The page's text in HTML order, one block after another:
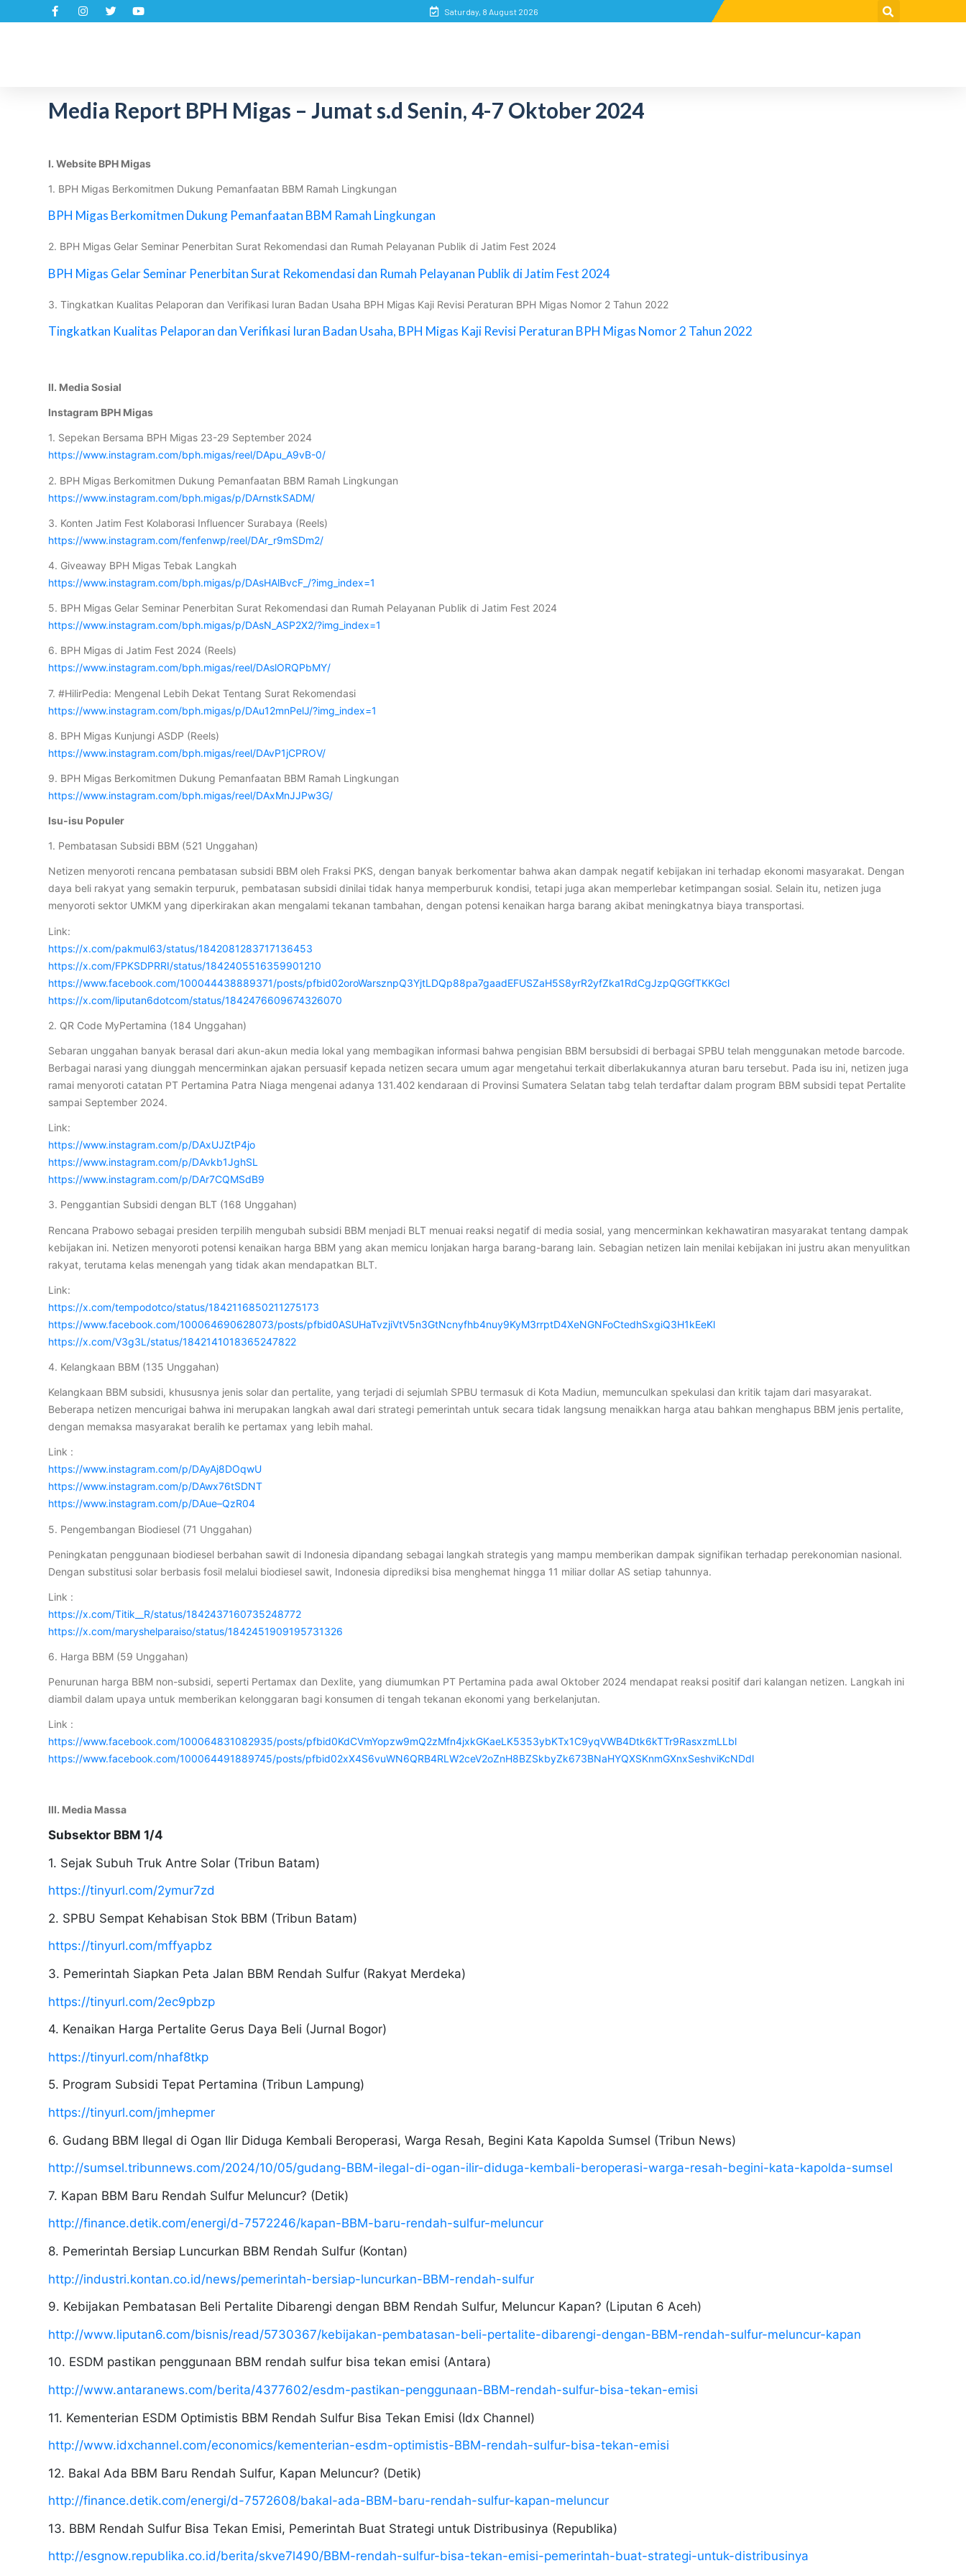
Saturday, 8 August 2026
Media Report BPH Migas – Jumat s.d Senin, 4-7 Oktober 2024
I. Website BPH Migas
1. BPH Migas Berkomitmen Dukung Pemanfaatan BBM Ramah Lingkungan
BPH Migas Berkomitmen Dukung Pemanfaatan BBM Ramah Lingkungan
2. BPH Migas Gelar Seminar Penerbitan Surat Rekomendasi dan Rumah Pelayanan Publik di Jatim Fest 2024
BPH Migas Gelar Seminar Penerbitan Surat Rekomendasi dan Rumah Pelayanan Publik di Jatim Fest 2024
3. Tingkatkan Kualitas Pelaporan dan Verifikasi Iuran Badan Usaha BPH Migas Kaji Revisi Peraturan BPH Migas Nomor 2 Tahun 2022
Tingkatkan Kualitas Pelaporan dan Verifikasi Iuran Badan Usaha, BPH Migas Kaji Revisi Peraturan BPH Migas Nomor 2 Tahun 2022
II. Media Sosial
Instagram BPH Migas
1. Sepekan Bersama BPH Migas 23-29 September 2024
https://www.instagram.com/bph.migas/reel/DApu_A9vB-0/
2. BPH Migas Berkomitmen Dukung Pemanfaatan BBM Ramah Lingkungan
https://www.instagram.com/bph.migas/p/DArnstkSADM/
3. Konten Jatim Fest Kolaborasi Influencer Surabaya (Reels)
https://www.instagram.com/fenfenwp/reel/DAr_r9mSDm2/
4. Giveaway BPH Migas Tebak Langkah
https://www.instagram.com/bph.migas/p/DAsHAlBvcF_/?img_index=1
5. BPH Migas Gelar Seminar Penerbitan Surat Rekomendasi dan Rumah Pelayanan Publik di Jatim Fest 2024
https://www.instagram.com/bph.migas/p/DAsN_ASP2X2/?img_index=1
6. BPH Migas di Jatim Fest 2024 (Reels)
https://www.instagram.com/bph.migas/reel/DAslORQPbMY/
7. #HilirPedia: Mengenal Lebih Dekat Tentang Surat Rekomendasi
https://www.instagram.com/bph.migas/p/DAu12mnPelJ/?img_index=1
8. BPH Migas Kunjungi ASDP (Reels)
https://www.instagram.com/bph.migas/reel/DAvP1jCPROV/
9. BPH Migas Berkomitmen Dukung Pemanfaatan BBM Ramah Lingkungan
https://www.instagram.com/bph.migas/reel/DAxMnJJPw3G/
Isu-isu Populer
1. Pembatasan Subsidi BBM (521 Unggahan)
Netizen menyoroti rencana pembatasan subsidi BBM oleh Fraksi PKS, dengan banyak berkomentar bahwa akan dampak negatif kebijakan ini terhadap ekonomi masyarakat. Dengan
daya beli rakyat yang semakin terpuruk, pembatasan subsidi dinilai tidak hanya memperburuk kondisi, tetapi juga akan memperlebar ketimpangan sosial. Selain itu, netizen juga
menyoroti sektor UMKM yang diperkirakan akan mengalami tekanan tambahan, dengan potensi kenaikan harga barang akibat meningkatnya biaya transportasi.
Link:
https://x.com/pakmul63/status/1842081283717136453
https://x.com/FPKSDPRRI/status/1842405516359901210
https://www.facebook.com/100044438889371/posts/pfbid02oroWarsznpQ3YjtLDQp88pa7gaadEFUSZaH5S8yrR2yfZka1RdCgJzpQGGfTKKGcl
https://x.com/liputan6dotcom/status/1842476609674326070
2. QR Code MyPertamina (184 Unggahan)
Sebaran unggahan banyak berasal dari akun-akun media lokal yang membagikan informasi bahwa pengisian BBM bersubsidi di berbagai SPBU telah menggunakan metode barcode.
Berbagai narasi yang diunggah mencerminkan ajakan persuasif kepada netizen secara umum agar mengetahui terkait diberlakukannya aturan baru tersebut. Pada isu ini, netizen juga
ramai menyoroti catatan PT Pertamina Patra Niaga mengenai adanya 131.402 kendaraan di Provinsi Sumatera Selatan tabg telah terdaftar dalam program BBM subsidi tepat Pertalite
sampai September 2024.
Link:
https://www.instagram.com/p/DAxUJZtP4jo
https://www.instagram.com/p/DAvkb1JghSL
https://www.instagram.com/p/DAr7CQMSdB9
3. Penggantian Subsidi dengan BLT (168 Unggahan)
Rencana Prabowo sebagai presiden terpilih mengubah subsidi BBM menjadi BLT menuai reaksi negatif di media sosial, yang mencerminkan kekhawatiran masyarakat tentang dampak
kebijakan ini. Netizen menyoroti potensi kenaikan harga BBM yang akan memicu lonjakan harga barang-barang lain. Sebagian netizen lain menilai kebijakan ini justru akan menyulitkan
rakyat, terutama kelas menengah yang tidak akan mendapatkan BLT.
Link:
https://x.com/tempodotco/status/1842116850211275173
https://www.facebook.com/100064690628073/posts/pfbid0ASUHaTvzjiVtV5n3GtNcnyfhb4nuy9KyM3rrptD4XeNGNFoCtedhSxgiQ3H1kEeKl
https://x.com/V3g3L/status/1842141018365247822
4. Kelangkaan BBM (135 Unggahan)
Kelangkaan BBM subsidi, khususnya jenis solar dan pertalite, yang terjadi di sejumlah SPBU termasuk di Kota Madiun, memunculkan spekulasi dan kritik tajam dari masyarakat.
Beberapa netizen mencurigai bahwa ini merupakan langkah awal dari strategi pemerintah untuk secara tidak langsung menaikkan harga atau bahkan menghapus BBM jenis pertalite,
dengan memaksa masyarakat beralih ke pertamax yang lebih mahal.
Link :
https://www.instagram.com/p/DAyAj8DOqwU
https://www.instagram.com/p/DAwx76tSDNT
https://www.instagram.com/p/DAue–QzR04
5. Pengembangan Biodiesel (71 Unggahan)
Peningkatan penggunaan biodiesel berbahan sawit di Indonesia dipandang sebagai langkah strategis yang mampu memberikan dampak signifikan terhadap perekonomian nasional.
Dengan substitusi solar berbasis fosil melalui biodiesel sawit, Indonesia diprediksi bisa menghemat hingga 11 miliar dollar AS setiap tahunnya.
Link :
https://x.com/Titik__R/status/1842437160735248772
https://x.com/maryshelparaiso/status/1842451909195731326
6. Harga BBM (59 Unggahan)
Penurunan harga BBM non-subsidi, seperti Pertamax dan Dexlite, yang diumumkan PT Pertamina pada awal Oktober 2024 mendapat reaksi positif dari kalangan netizen. Langkah ini
diambil dalam upaya untuk memberikan kelonggaran bagi konsumen di tengah tekanan ekonomi yang berkelanjutan.
Link :
https://www.facebook.com/100064831082935/posts/pfbid0KdCVmYopzw9mQ2zMfn4jxkGKaeLK5353ybKTx1C9yqVWB4Dtk6kTTr9RasxzmLLbl
https://www.facebook.com/100064491889745/posts/pfbid02xX4S6vuWN6QRB4RLW2ceV2oZnH8BZSkbyZk673BNaHYQXSKnmGXnxSeshviKcNDdl
III. Media Massa
Subsektor BBM 1/4
1. Sejak Subuh Truk Antre Solar (Tribun Batam)
https://tinyurl.com/2ymur7zd
2. SPBU Sempat Kehabisan Stok BBM (Tribun Batam)
https://tinyurl.com/mffyapbz
3. Pemerintah Siapkan Peta Jalan BBM Rendah Sulfur (Rakyat Merdeka)
https://tinyurl.com/2ec9pbzp
4. Kenaikan Harga Pertalite Gerus Daya Beli (Jurnal Bogor)
https://tinyurl.com/nhaf8tkp
5. Program Subsidi Tepat Pertamina (Tribun Lampung)
https://tinyurl.com/jmhepmer
6. Gudang BBM Ilegal di Ogan Ilir Diduga Kembali Beroperasi, Warga Resah, Begini Kata Kapolda Sumsel (Tribun News)
http://sumsel.tribunnews.com/2024/10/05/gudang-BBM-ilegal-di-ogan-ilir-diduga-kembali-beroperasi-warga-resah-begini-kata-kapolda-sumsel
7. Kapan BBM Baru Rendah Sulfur Meluncur? (Detik)
http://finance.detik.com/energi/d-7572246/kapan-BBM-baru-rendah-sulfur-meluncur
8. Pemerintah Bersiap Luncurkan BBM Rendah Sulfur (Kontan)
http://industri.kontan.co.id/news/pemerintah-bersiap-luncurkan-BBM-rendah-sulfur
9. Kebijakan Pembatasan Beli Pertalite Dibarengi dengan BBM Rendah Sulfur, Meluncur Kapan? (Liputan 6 Aceh)
http://www.liputan6.com/bisnis/read/5730367/kebijakan-pembatasan-beli-pertalite-dibarengi-dengan-BBM-rendah-sulfur-meluncur-kapan
10. ESDM pastikan penggunaan BBM rendah sulfur bisa tekan emisi (Antara)
http://www.antaranews.com/berita/4377602/esdm-pastikan-penggunaan-BBM-rendah-sulfur-bisa-tekan-emisi
11. Kementerian ESDM Optimistis BBM Rendah Sulfur Bisa Tekan Emisi (Idx Channel)
http://www.idxchannel.com/economics/kementerian-esdm-optimistis-BBM-rendah-sulfur-bisa-tekan-emisi
12. Bakal Ada BBM Baru Rendah Sulfur, Kapan Meluncur? (Detik)
http://finance.detik.com/energi/d-7572608/bakal-ada-BBM-baru-rendah-sulfur-kapan-meluncur
13. BBM Rendah Sulfur Bisa Tekan Emisi, Pemerintah Buat Strategi untuk Distribusinya (Republika)
http://esgnow.republika.co.id/berita/skve7l490/BBM-rendah-sulfur-bisa-tekan-emisi-pemerintah-buat-strategi-untuk-distribusinya